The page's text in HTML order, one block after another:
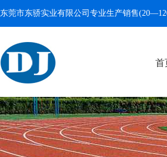
东莞市东骄实业有限公司专业生产销售
首